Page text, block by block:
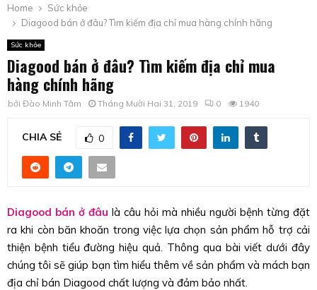
Home
Sức khỏe
Diagood bán ở đâu? Tìm kiếm địa chỉ mua hàng chính hãng
Sức khỏe
Diagood bán ở đâu? Tìm kiếm địa chỉ mua
hàng chính hãng
bởi Đào Minh Tâm Tháng Mười Hai 31, 2019 0 1940
CHIA SẺ 0
Diagood bán ở đâu là câu hỏi mà nhiều người bệnh từng đặt
ra khi còn băn khoăn trong việc lựa chọn sản phẩm hỗ trợ cải
thiện bệnh tiểu đường hiệu quả. Thông qua bài viết dưới đây
chúng tôi sẽ giúp bạn tìm hiểu thêm về sản phẩm và mách bạn
địa chỉ bán Diagood chất lượng và đảm bảo nhất.